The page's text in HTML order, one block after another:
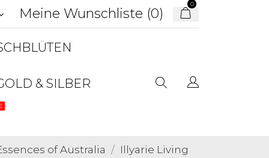
Meine Wunschliste (0)
0
& SILBER
of Australia
Illyarie Living